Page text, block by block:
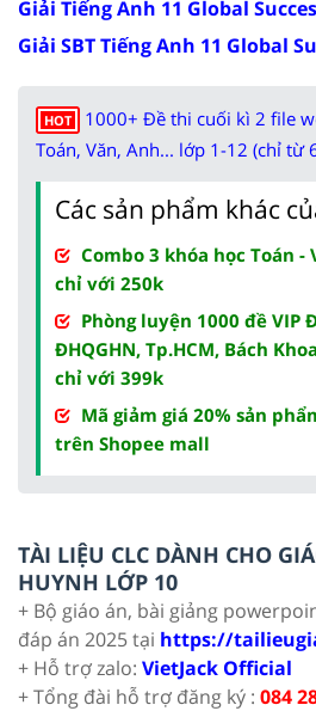
Giải Tiếng Anh 11 Global
Giải SBT Tiếng Anh 11 Global
HOT
1000+ Đề thi cuối kì 2 file
Toán, Văn, Anh... lớp 1-12 (chỉ từ
Các sản phẩm khác
Combo 3 khóa học Toán -
chỉ với 250k
Phòng luyện 1000 đề VIP
ĐHQGHN, Tp.HCM, Bách
chỉ với 399k
Mã giảm giá 20% sản
trên Shopee mall
TÀI LIỆU CLC DÀNH CHO
HUYNH LỚP 10
+ Bộ giáo án, bài giảng
đáp án 2025 tại https://
+ Hỗ trợ zalo: VietJack Official
+ Tổng đài hỗ trợ đăng ký : 084